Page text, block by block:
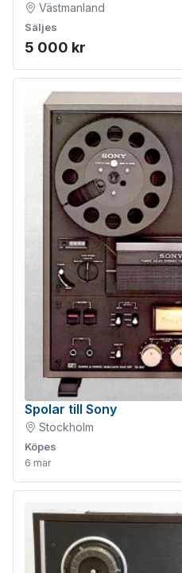
Västmanland
Säljes
5 000 kr
Spolar till Sony
Stockholm
Köpes
6 mar